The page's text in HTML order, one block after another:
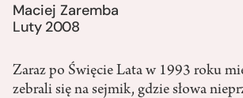
Maciej Zaremba
Luty 2008
Zaraz po Święcie Lata w 1993 roku
zebrali się na sejmik, gdzie słowa